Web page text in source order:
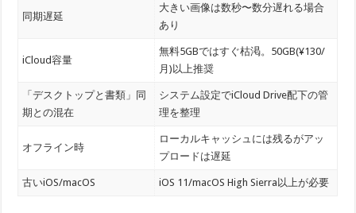
同期遅延
大きい画像は数秒〜数分遅れる場合
あり
iCloud容量
無料5GBではすぐ枯渇。50GB(¥130/
月)以上推奨
「デスクトップと書類」同
期との混在
システム設定でiCloud Drive配下の管
理を整理
オフライン時
ローカルキャッシュには残るがアッ
プロードは遅延
古いiOS/macOS iOS 11/macOS High Sierra以上が必要